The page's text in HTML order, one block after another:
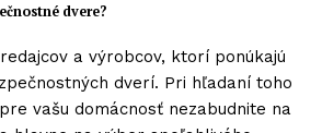
dvere?
a výrobcov, ktorí ponúkajú
dverí. Pri hľadaní toho
vašu domácnosť nezabudnite na